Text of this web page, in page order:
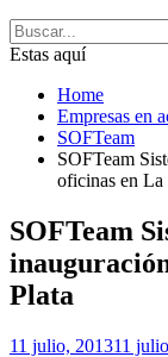
Estas aquí
Home
Empresas en
SOFTeam
SOFTeam
oficinas en La
SOFTeam
Plata
11 julio, 201311